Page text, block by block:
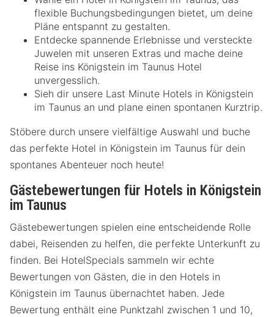
flexible Buchungsbedingungen bietet, um deine
Pläne entspannt zu gestalten.
Entdecke spannende Erlebnisse und versteckte
Juwelen mit unseren Extras und mache deine
Reise ins Königstein im Taunus Hotel
unvergesslich.
Sieh dir unsere Last Minute Hotels in Königstein
im Taunus an und plane einen spontanen Kurztrip.
Stöbere durch unsere vielfältige Auswahl und buche
das perfekte Hotel in Königstein im Taunus für dein
spontanes Abenteuer noch heute!
Gästebewertungen für Hotels in Königstein
im Taunus
Gästebewertungen spielen eine entscheidende Rolle
dabei, Reisenden zu helfen, die perfekte Unterkunft zu
finden. Bei HotelSpecials sammeln wir echte
Bewertungen von Gästen, die in den Hotels in
Königstein im Taunus übernachtet haben. Jede
Bewertung enthält eine Punktzahl zwischen 1 und 10,